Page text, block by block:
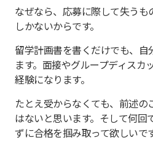
なぜなら、応募に際して失う
しかないからです。
留学計画書を書くだけでも、自
ます。面接やグループディスカ
経験になります。
たとえ受からなくても、前述
はないと思います。そして何回
ずに合格を掴み取って欲しいで